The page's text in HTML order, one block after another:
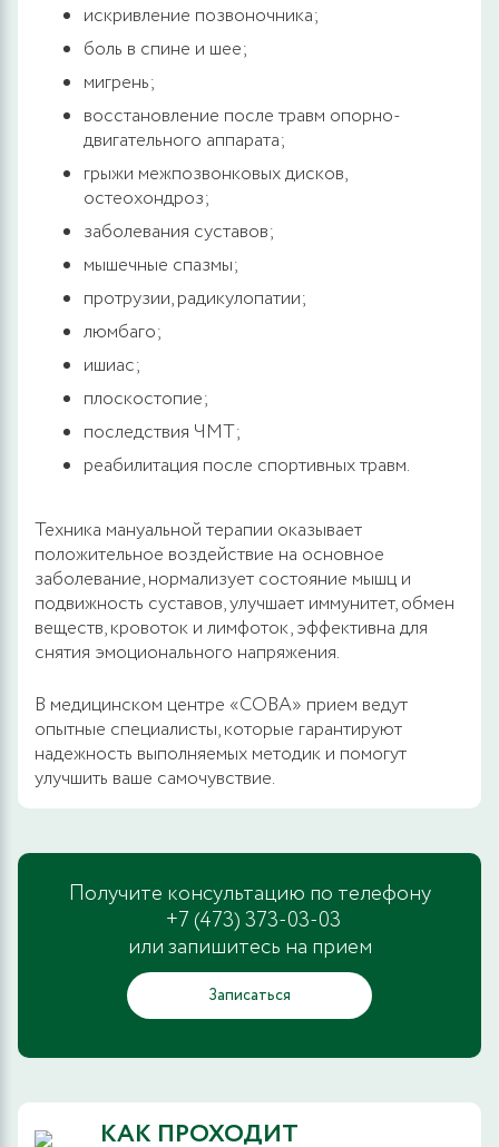
искривление позвоночника;
боль в спине и шее;
мигрень;
восстановление после травм опорно-
двигательного аппарата;
грыжи межпозвонковых дисков,
остеохондроз;
заболевания суставов;
мышечные спазмы;
протрузии, радикулопатии;
люмбаго;
ишиас;
плоскостопие;
последствия ЧМТ;
реабилитация после спортивных травм.
Техника мануальной терапии оказывает
положительное воздействие на основное
заболевание, нормализует состояние мышц и
подвижность суставов, улучшает иммунитет, обмен
веществ, кровоток и лимфоток, эффективна для
снятия эмоционального напряжения.
В медицинском центре «СОВА» прием ведут
опытные специалисты, которые гарантируют
надежность выполняемых методик и помогут
улучшить ваше самочувствие.
Получите консультацию по телефону
+7 (473) 373-03-03
или запишитесь на прием
Записаться
КАК ПРОХОДИТ